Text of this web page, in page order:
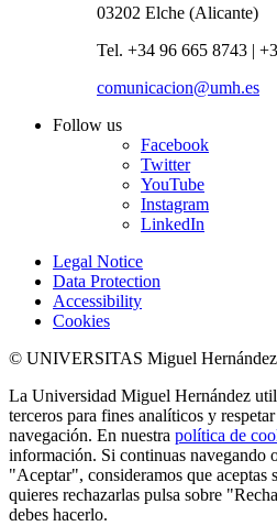
03202 Elche (Alicante)
Tel. +34 96 665 8743 |
comunicacion@umh.es
Follow us
Facebook
Twitter
YouTube
Instagram
LinkedIn
Legal Notice
Data Protection
Accessibility
Cookies
© UNIVERSITAS Miguel
La Universidad Miguel Hernández
terceros para fines analíticos y
navegación. En nuestra política de
información. Si continuas navegando
"Aceptar", consideramos que aceptas
quieres rechazarlas pulsa sobre
debes hacerlo.